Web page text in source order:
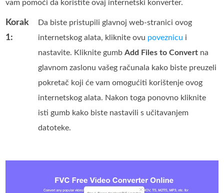
vam pomoći da koristite ovaj internetski konverter.
Korak
1:
Da biste pristupili glavnoj web-stranici ovog
internetskog alata, kliknite ovu poveznicu i
nastavite. Kliknite gumbAdd Files to Convert na
glavnom zaslonu vašeg računala kako biste preuzeli
pokretač koji će vam omogućiti korištenje ovog
internetskog alata. Nakon toga ponovno kliknite
isti gumb kako biste nastavili s učitavanjem
datoteke.